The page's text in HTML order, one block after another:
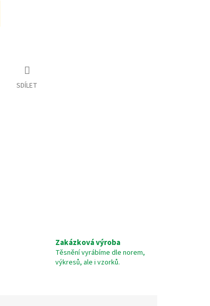
SDÍLET
Zakázková výroba
Těsnění vyrábíme dle norem,
výkresů, ale i vzorků.